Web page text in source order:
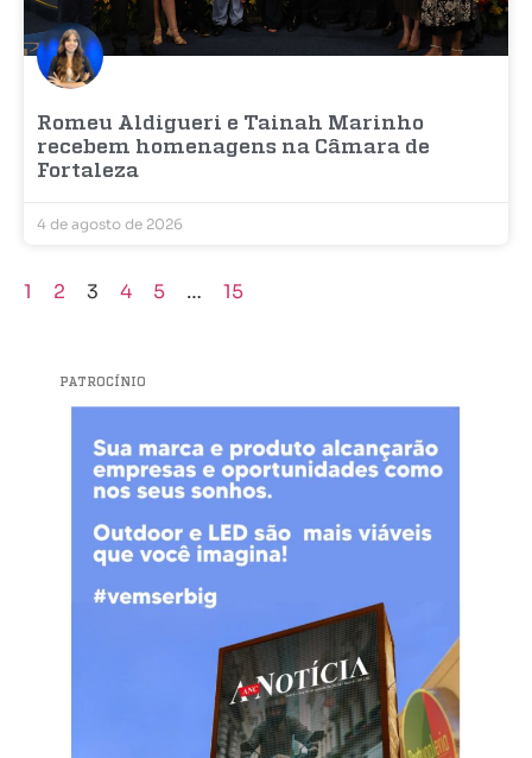
Romeu Aldigueri e Tainah Marinho
recebem homenagens na Câmara de
Fortaleza
4 de agosto de 2026
1 2 3 4 5 … 15
PATROCÍNIO